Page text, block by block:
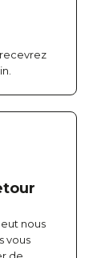
nous
vous